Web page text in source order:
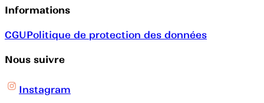
Informations
CGUPolitique de protection des données
Nous suivre
Instagram